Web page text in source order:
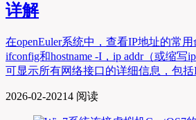
详解
在openEuler系统中，查看IP地址的常用
ifconfig和hostname -I，ip addr（或缩写
可显示所有网络接口的详细信息，包括
2026-02-20214 阅读